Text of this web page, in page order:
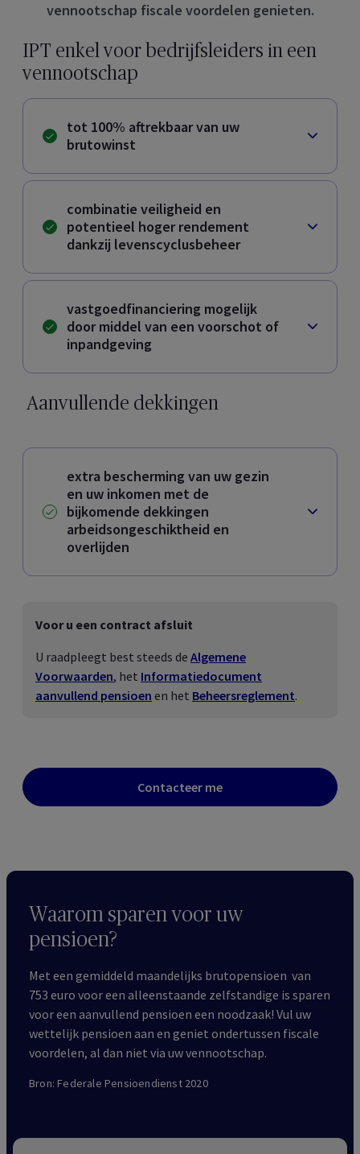
vennootschap fiscale voordelen genieten.
IPT enkel voor bedrijfsleiders​ in een
vennootschap
tot 100% aftrekbaar van uw
brutowinst
combinatie veiligheid en
potentieel hoger rendement
dankzij levenscyclusbeheer
vastgoedfinanciering mogelijk
door middel van een voorschot of
inpandgeving
Aanvullende dekkingen
extra bescherming van uw gezin
en uw inkomen met de
bijkomende dekkingen
arbeidsongeschiktheid en
overlijden
Voor u een contract afsluit
U raadpleegt best steeds de Algemene
Voorwaarden, het Informatiedocument
aanvullend pensioen en het Beheersreglement.
Contacteer me
Waarom sparen voor uw
pensioen?
Met een gemiddeld maandelijks brutopensioen van
753 euro voor een alleenstaande zelfstandige is sparen
voor een aanvullend pensioen een noodzaak! Vul uw
wettelijk pensioen aan en geniet ondertussen fiscale
voordelen, al dan niet via uw vennootschap.
Bron: Federale Pensioendienst 2020